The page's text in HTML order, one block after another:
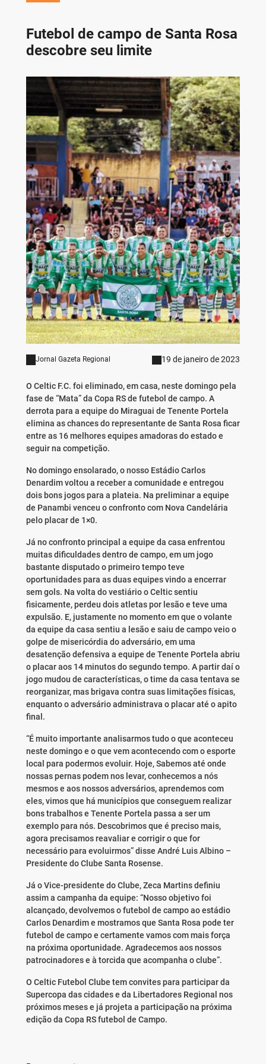
Futebol de campo de Santa Rosa
descobre seu limite
Jornal Gazeta Regional 19 de janeiro de 2023
O Celtic F.C. foi eliminado, em casa, neste domingo pela
fase de “Mata” da Copa RS de futebol de campo. A
derrota para a equipe do Miraguai de Tenente Portela
elimina as chances do representante de Santa Rosa ficar
entre as 16 melhores equipes amadoras do estado e
seguir na competição.
No domingo ensolarado, o nosso Estádio Carlos
Denardim voltou a receber a comunidade e entregou
dois bons jogos para a plateia. Na preliminar a equipe
de Panambi venceu o confronto com Nova Candelária
pelo placar de 1×0.
Já no confronto principal a equipe da casa enfrentou
muitas dificuldades dentro de campo, em um jogo
bastante disputado o primeiro tempo teve
oportunidades para as duas equipes vindo a encerrar
sem gols. Na volta do vestiário o Celtic sentiu
fisicamente, perdeu dois atletas por lesão e teve uma
expulsão. E, justamente no momento em que o volante
da equipe da casa sentiu a lesão e saiu de campo veio o
golpe de misericórdia do adversário, em uma
desatenção defensiva a equipe de Tenente Portela abriu
o placar aos 14 minutos do segundo tempo. A partir daí o
jogo mudou de características, o time da casa tentava se
reorganizar, mas brigava contra suas limitações físicas,
enquanto o adversário administrava o placar até o apito
final.
“É muito importante analisarmos tudo o que aconteceu
neste domingo e o que vem acontecendo com o esporte
local para podermos evoluir. Hoje, Sabemos até onde
nossas pernas podem nos levar, conhecemos a nós
mesmos e aos nossos adversários, aprendemos com
eles, vimos que há municípios que conseguem realizar
bons trabalhos e Tenente Portela passa a ser um
exemplo para nós. Descobrimos que é preciso mais,
agora precisamos reavaliar e corrigir o que for
necessário para evoluirmos” disse André Luis Albino –
Presidente do Clube Santa Rosense.
Já o Vice-presidente do Clube, Zeca Martins definiu
assim a campanha da equipe: “Nosso objetivo foi
alcançado, devolvemos o futebol de campo ao estádio
Carlos Denardim e mostramos que Santa Rosa pode ter
futebol de campo e certamente vamos com mais força
na próxima oportunidade. Agradecemos aos nossos
patrocinadores e à torcida que acompanha o clube”.
O Celtic Futebol Clube tem convites para participar da
Supercopa das cidades e da Libertadores Regional nos
próximos meses e já projeta a participação na próxima
edição da Copa RS futebol de Campo.